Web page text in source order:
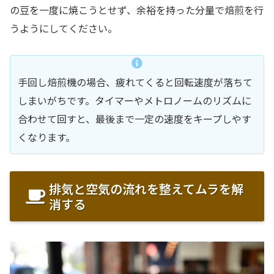
の豆を一度に焼こうとせず、余裕を持った分量で焙煎を行
うようにしてください。
手回し焙煎機の場合、疲れてくると回転速度が落ちて
しまいがちです。タイマーやメトロノームのリズムに
合わせて回すと、最後まで一定の速度をキープしやす
くなります。
排気と空気の流れを整えてムラを解
消する